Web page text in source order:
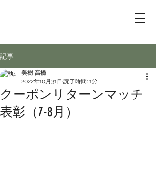
記事
クーポンリターンマッチ
表彰（7-8月）
美樹 高橋
2022年10月31日 読了時間: 1分